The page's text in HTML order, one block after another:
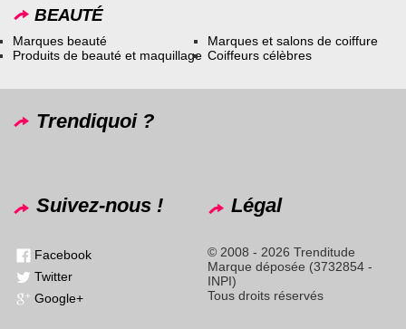
BEAUTÉ
Marques beauté
Produits de beauté et maquillage
Marques et salons de coiffure
Coiffeurs célèbres
Trendiquoi ?
Suivez-nous !
Facebook
Twitter
Google+
Légal
© 2008 - 2026 Trenditude
Marque déposée (3732854 -
INPI)
Tous droits réservés